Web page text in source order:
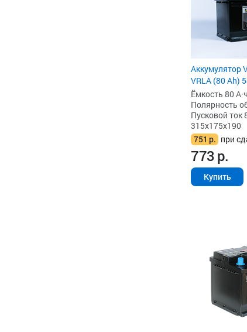
Аккумулятор
VRLA (80 Ah)
Ёмкость 80
Полярность
Пусковой ток
315x175x190
751 р. при
773р.
Купить